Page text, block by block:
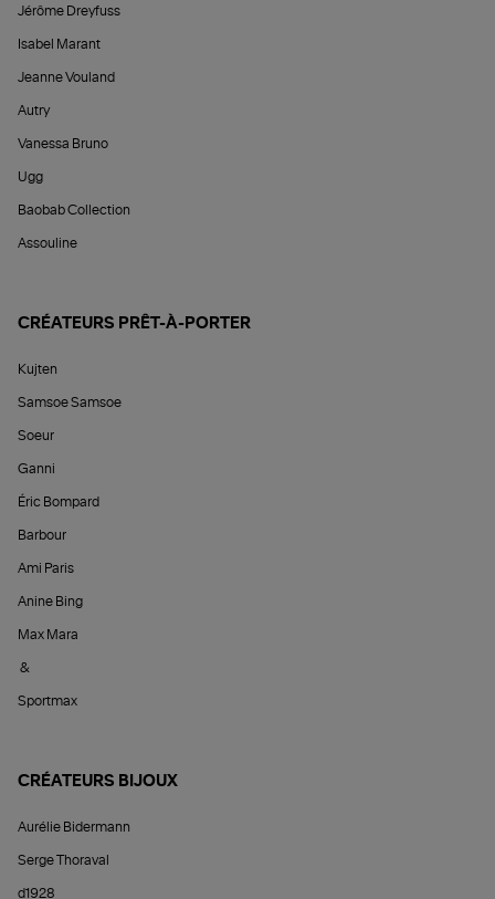
Jérôme Dreyfuss
Isabel Marant
Jeanne Vouland
Autry
Vanessa Bruno
Ugg
Baobab Collection
Assouline
CRÉATEURS PRÊT-À-PORTER
Kujten
Samsoe Samsoe
Soeur
Ganni
Éric Bompard
Barbour
Ami Paris
Anine Bing
Max Mara
&
Sportmax
CRÉATEURS BIJOUX
Aurélie Bidermann
Serge Thoraval
d1928